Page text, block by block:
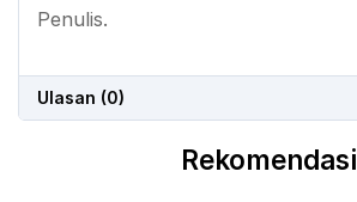
Penulis.
Ulasan (0)
Rekomendasi